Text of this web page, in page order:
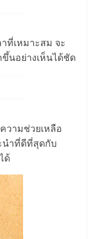
ที่เหมาะสม จะ
นอย่างเห็นได้ชัด
วามช่วยเหลือ
นำที่ดีที่สุดกับ
ด้